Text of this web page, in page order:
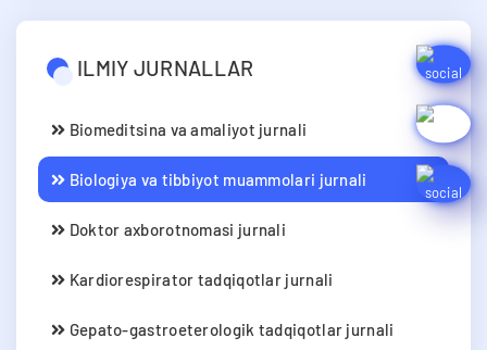
ILMIY JURNALLAR
Biomeditsina va amaliyot jurnali
Biologiya va tibbiyot muammolari jurnali
Doktor axborotnomasi jurnali
Kardiorespirator tadqiqotlar jurnali
Gepato-gastroeterologik tadqiqotlar jurnali